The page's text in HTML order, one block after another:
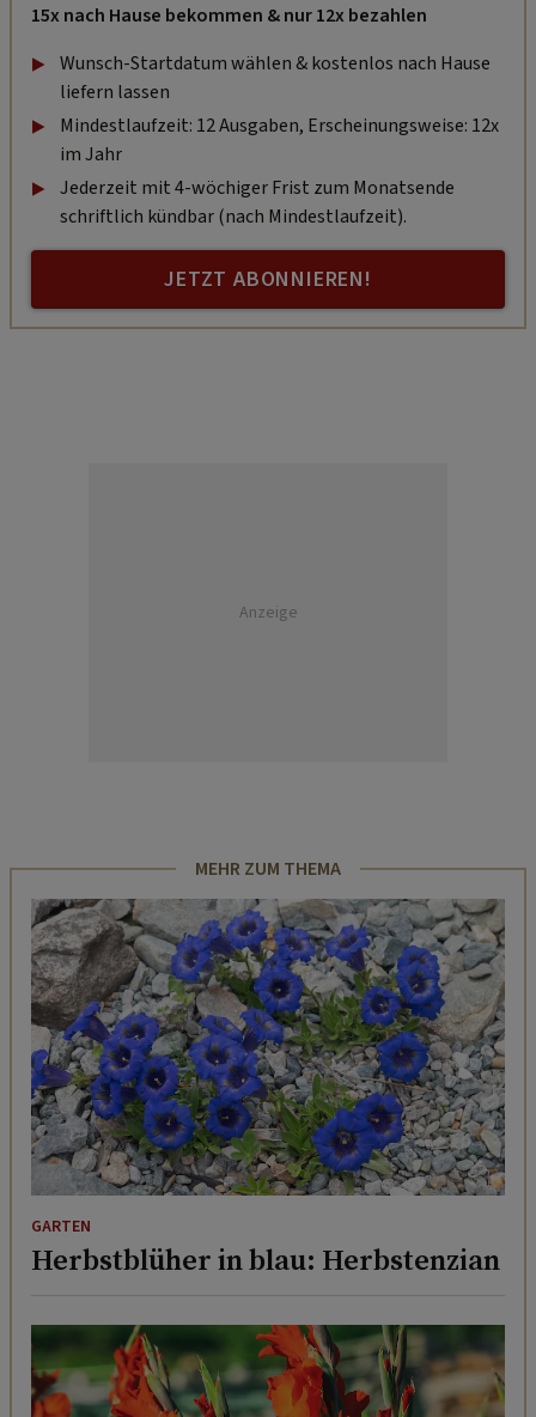
15x nach Hause bekommen & nur 12x bezahlen
Wunsch-Startdatum wählen & kostenlos nach Hause
liefern lassen
Mindestlaufzeit: 12 Ausgaben, Erscheinungsweise: 12x
im Jahr
Jederzeit mit 4-wöchiger Frist zum Monatsende
schriftlich kündbar (nach Mindestlaufzeit).
JETZT ABONNIEREN!
Anzeige
MEHR ZUM THEMA
GARTEN
Herbstblüher in blau: Herbstenzian